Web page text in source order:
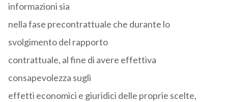
informazioni sia
nella fase precontrattuale che durante lo
svolgimento del rapporto
contrattuale, al fine di avere effettiva
consapevolezza sugli
effetti economici e giuridici delle proprie scelte,